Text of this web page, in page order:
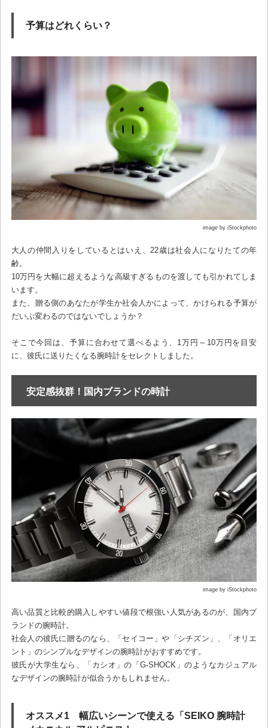
予算はどれくらい？
image by iStockphoto
大人の仲間入りをしているとはいえ、22歳は社会人になりたての年
齢。
10万円を大幅に超えるような高級すぎるものを渡しても引かれてしま
います。
また、贈る側のあなたが学生か社会人かによって、かけられる予算が
だいぶ変わるのではないでしょうか？
そこで今回は、予算に合わせて選べるよう、1万円～10万円を目安
に、彼氏に送りたくなる腕時計をセレクトしました。
安定感抜群！国内ブランドの時計
image by iStockphoto
高い品質と比較的購入しやすい値段で根強い人気があるのが、国内ブ
ランドの腕時計。
社会人の彼氏に贈るのなら、「セイコー」や「シチズン」、「オリエ
ント」のシンプルなデザインの腕時計がおすすめです。
彼氏が大学生なら、「カシオ」の「G-SHOCK」のようなカジュアル
なデザインの腕時計が似合うかもしれません。
オススメ1 幅広いシーンで使える「SEIKO 腕時計